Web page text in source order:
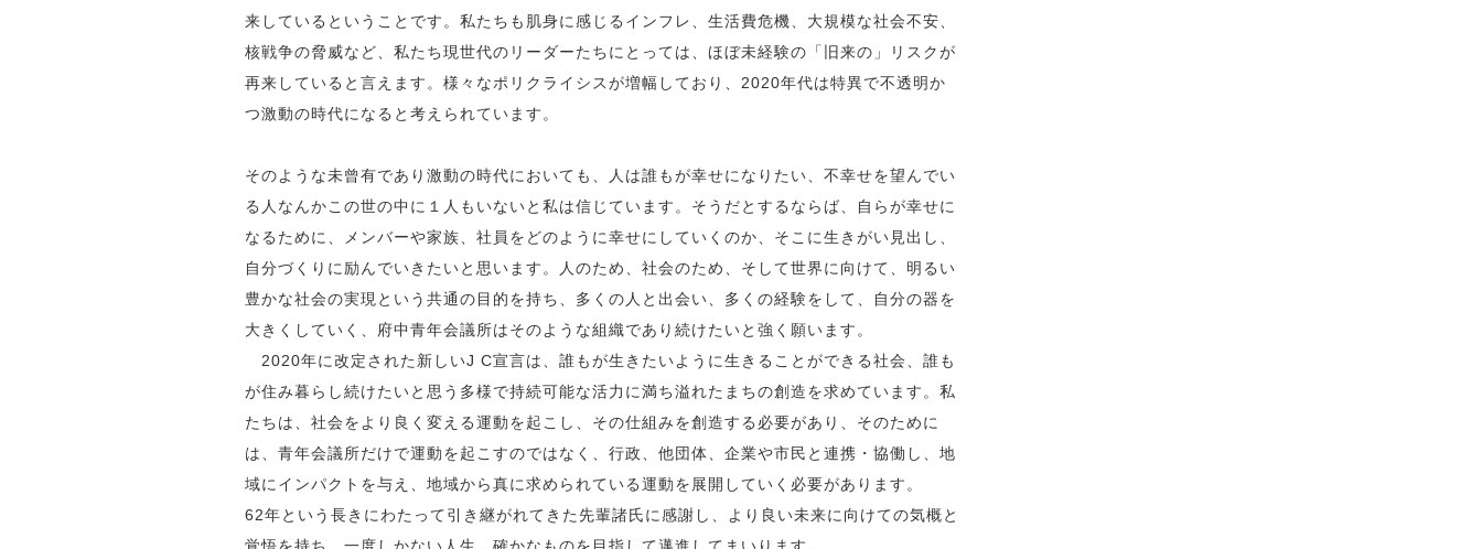
来しているということです。私たちも肌身に感じるインフレ、生活費危機、大規模な社会不安、
核戦争の脅威など、私たち現世代のリーダーたちにとっては、ほぼ未経験の「旧来の」リスクが
再来していると言えます。様々なポリクライシスが増幅しており、2020年代は特異で不透明か
つ激動の時代になると考えられています。
そのような未曾有であり激動の時代においても、人は誰もが幸せになりたい、不幸せを望んでい
る人なんかこの世の中に１人もいないと私は信じています。そうだとするならば、自らが幸せに
なるために、メンバーや家族、社員をどのように幸せにしていくのか、そこに生きがい見出し、
自分づくりに励んでいきたいと思います。人のため、社会のため、そして世界に向けて、明るい
豊かな社会の実現という共通の目的を持ち、多くの人と出会い、多くの経験をして、自分の器を
大きくしていく、府中青年会議所はそのような組織であり続けたいと強く願います。
2020年に改定された新しいJ C宣言は、誰もが生きたいように生きることができる社会、誰も
が住み暮らし続けたいと思う多様で持続可能な活力に満ち溢れたまちの創造を求めています。私
たちは、社会をより良く変える運動を起こし、その仕組みを創造する必要があり、そのために
は、青年会議所だけで運動を起こすのではなく、行政、他団体、企業や市民と連携・協働し、地
域にインパクトを与え、地域から真に求められている運動を展開していく必要があります。
62年という長きにわたって引き継がれてきた先輩諸氏に感謝し、より良い未来に向けての気概と